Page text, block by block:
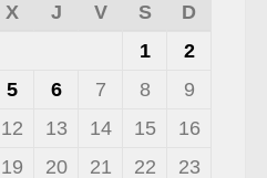
X J V S
D
1
2
5 6 7 8
9
12 13 14 15
16
19 20 21 22
23